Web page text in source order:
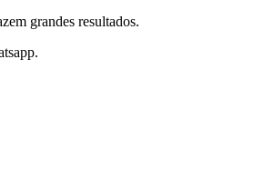
grandes resultados.